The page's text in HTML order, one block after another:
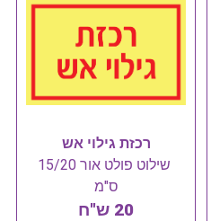
רכזת גילוי אש
שילוט פולט אור 15/20
ס"מ
20 ש"ח